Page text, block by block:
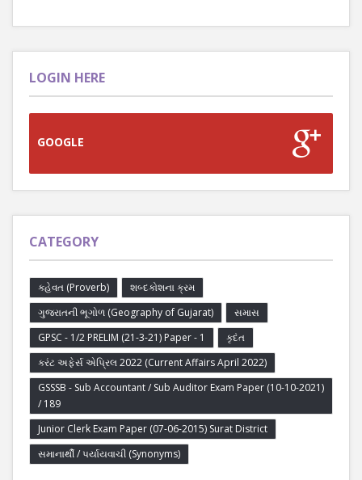
LOGIN HERE
GOOGLE
CATEGORY
કહેવત (Proverb)
શબ્દકોશના ક્રમ
ગુજરાતની ભૂગોળ (Geography of Gujarat)
સમાસ
GPSC - 1/2 PRELIM (21-3-21) Paper - 1
કૃદંત
કરંટ અફેર્સ એપ્રિલ 2022 (Current Affairs April 2022)
GSSSB - Sub Accountant / Sub Auditor Exam Paper (10-10-2021)
/ 189
Junior Clerk Exam Paper (07-06-2015) Surat District
સમાનાર્થી / પર્યાયવાચી (Synonyms)